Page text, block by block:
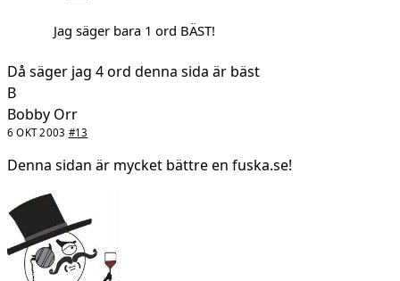
Jag säger bara 1 ord BÄST!
Då säger jag 4 ord denna sida är bäst
B
Bobby Orr
6 OKT 2003 #13
Denna sidan är mycket bättre en fuska.se!